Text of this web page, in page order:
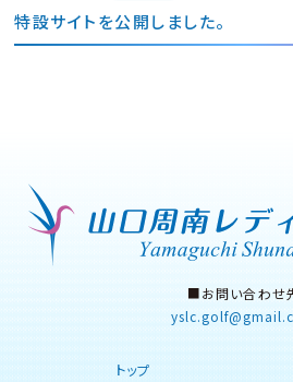
特設サイトを公開しました。
■お問い合わせ
yslc.golf
トップ